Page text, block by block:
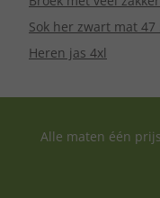
Sok her zwart mat 47
Heren jas 4xl
Alle maten één prijs